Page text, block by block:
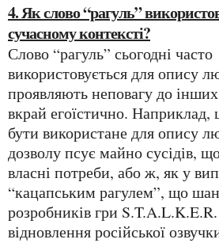
4. Як слово “рагуль” використовується у
сучасному контексті?
Слово “рагуль” сьогодні часто
використовується для опису
проявляють неповагу до
вкрай егоїстично.
бути використане для опису
дозволу псує майно сусідів,
власні потреби, або ж, як у
“кацапським рагулем”, що
розробників гри
відновлення російської